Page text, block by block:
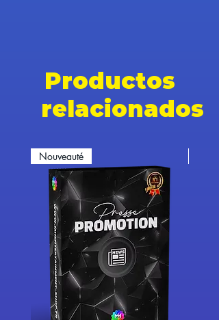
Productos
relacionados
Nouveauté